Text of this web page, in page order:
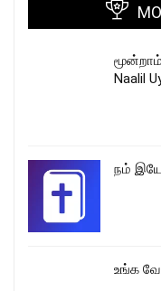
Naalil
நம்
உங்க